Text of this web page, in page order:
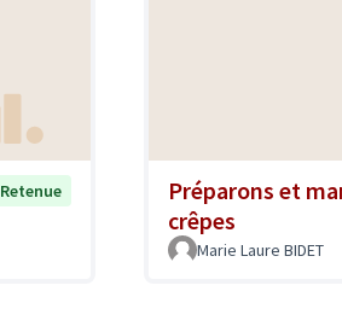
Retenue
Préparons et
crêpes
Marie Laure BIDET